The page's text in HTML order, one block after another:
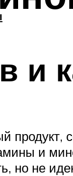
и
продукт,
и
но не